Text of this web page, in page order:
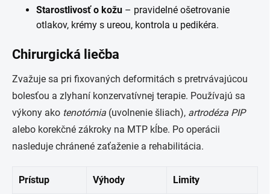
Starostlivosť o kožu – pravidelné ošetrovanie
otlakov, krémy s ureou, kontrola u pedikéra.
Chirurgická liečba
Zvažuje sa pri fixovaných deformitách s pretrvávajúcou
bolesťou a zlyhaní konzervatívnej terapie. Používajú sa
výkony ako tenotómia (uvolnenie šliach), artrodéza PIP
alebo korekčné zákroky na MTP kĺbe. Po operácii
nasleduje chránené zaťaženie a rehabilitácia.
Prístup Výhody Limity